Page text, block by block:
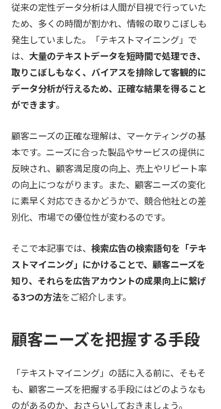
従来の定性データ分析は人間が目視で行っていた
ため、多くの時間が割かれ、情報の取りこぼしも
発生していました。「テキストマイニング」で
は、 大量のテキストデータを短時間で処理でき、
取りこぼしもなく、バイアスを排除して客観的に
データ分析が行えるため、正確な結果を得ること
ができます。
顧客ニーズの正確な理解は、マーケティングの基
本です。ニーズに合った製品やサービスの提供に
反映され、顧客満足度の向上、売上やリピート率
の向上につながります。また、顧客ニーズの変化
に素早く対応できるかどうかで、競合他社との差
別化、市場での優位性が変わるのです。
そこで本記事では、 検索広告の検索語句を「テキ
ストマイニング」にかけることで、顧客ニーズを
知り、それらを広告アカウントの成果向上に繋げ
る3つの方法をご紹介します。
顧客ニーズを把握する手段
「テキストマイニング」の話に入る前に、そもそ
も、顧客ニーズを把握する手段にはどのようなも
のがあるのか、おさらいしておきましょう。